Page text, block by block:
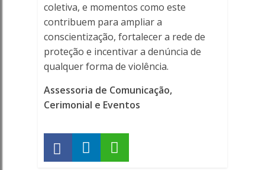
coletiva, e momentos como este
contribuem para ampliar a
conscientização, fortalecer a rede de
proteção e incentivar a denúncia de
qualquer forma de violência.
Assessoria de Comunicação,
Cerimonial e Eventos